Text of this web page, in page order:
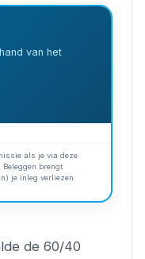
van het
als je via deze
brengt
je inleg verliezen.
de 60/40